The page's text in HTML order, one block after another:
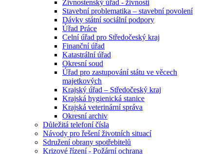
Živnostenský úřad - živnosti
Stavební problematika – stavební povolení
Dávky státní sociální podpory
Úřad Práce
Celní úřad pro Středočeský kraj
Finanční úřad
Katastrální úřad
Okresní soud
Úřad pro zastupování státu ve věcech
majetkových
Krajský úřad – Středočeský kraj
Krajská hygienická stanice
Krajská veterinární správa
Okresní archiv
Důležitá telefoní čísla
Návody pro řešení životních situací
Sdružení obrany spotřebitelů
Krizové řízení - Požární ochrana